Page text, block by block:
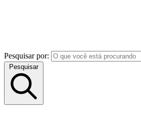
Pesquisar por:
Pesquisar